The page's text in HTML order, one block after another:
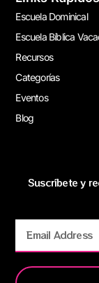
Escuela Dominical
Escuela Bíblica
Recursos
Categorías
Eventos
Blog
Suscríbete y